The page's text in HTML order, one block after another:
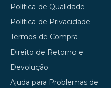
Política de Qualidade
Política de Privacidade
Termos de Compra
Direito de Retorno e
Devolução
Ajuda para Problemas de